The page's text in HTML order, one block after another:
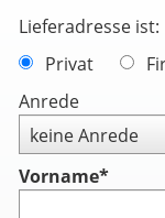
Lieferadresse ist:
Privat
Anrede
Vorname*